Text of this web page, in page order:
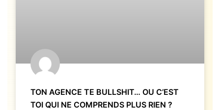
TON AGENCE TE BULLSHIT… OU C’EST
TOI QUI NE COMPRENDS PLUS RIEN ?